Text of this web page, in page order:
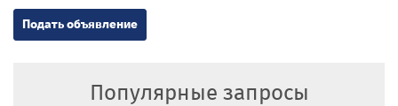
Подать объявление
Популярные запросы